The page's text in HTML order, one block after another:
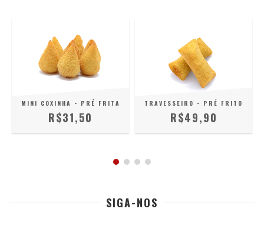
MINI COXINHA - PRÉ FRITA
R$31,50
TRAVESSEIRO - PRÉ FRITO
R$49,90
SIGA-NOS